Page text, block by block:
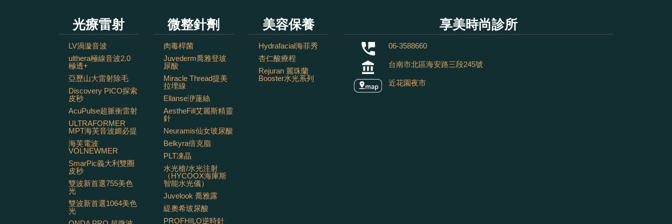
光療雷射
LV渦漩音波
ulthera極線音波2.0
極透+
亞歷山大雷射除毛
Discovery PICO探索
皮秒
AcuPulse超脈衝雷射
ULTRAFORMER
MPT海芙音波媚必提
海芙電波
VOLNEWMER
SmarPic義大利雙圈
皮秒
雙波新首選755美色
光
雙波新首選1064美色
光
微整針劑
肉毒桿菌
Juvederm喬雅登玻
尿酸
Miracle Thread提美
拉埋線
Ellanse洢蓮絲
AestheFill艾麗斯精靈
針
Neuramis仙女玻尿酸
Belkyra倍克脂
PLT凍晶
水光槍/水光注射
（HYCOOX海庫斯
智能水光儀）
Juvelook 喬雅露
緹奧希玻尿酸
PROFHILO逆時針
美容保養
Hydrafacial海菲秀
杏仁酸療程
Rejuran 麗珠蘭
Booster水光系列
享美時尚診所
06-3588660
台南市北區海安路三段245號
近花園夜市